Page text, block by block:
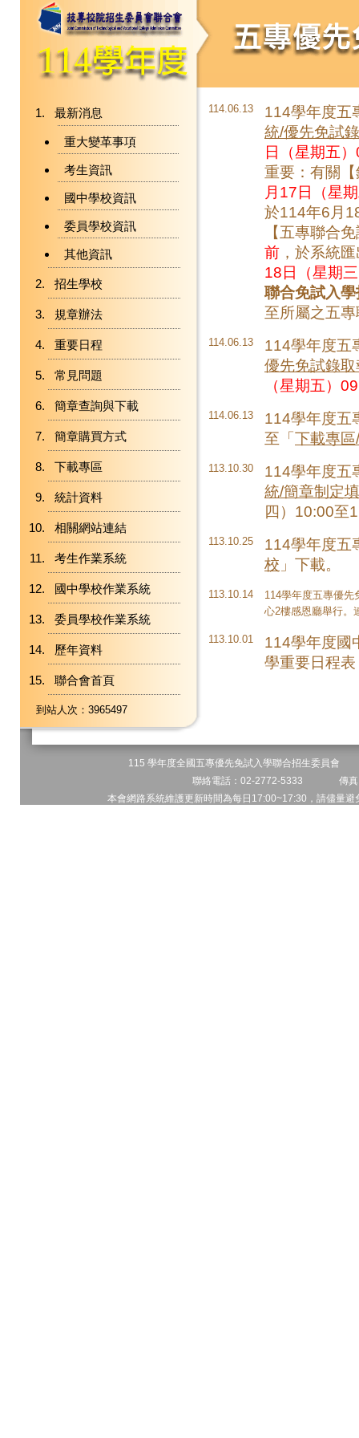
最新消息
重大變革事項
考生資訊
國中學校資訊
委員學校資訊
其他資訊
招生學校
規章辦法
重要日程
常見問題
簡章查詢與下載
簡章購買方式
下載專區
統計資料
相關網站連結
考生作業系統
國中學校作業系統
委員學校作業系統
歷年資料
聯合會首頁
到站人次：3965497
114.06.13
114學年度五
統/優先免試
日（星期五
重要：有關
月17日（星
於114年6月
【五專聯合
前 ，於系統
18日（星期
聯合免試入
至所屬之五
114.06.13
114學年度五
優先免試錄
（星期五）
114.06.13
114學年度五
至「下載專
113.10.30
114學年度五
統/簡章制定
四）10:00至
113.10.25
114學年度五
校 」下載。
113.10.14
114學年度五專優先
心2樓感恩廳舉行。
113.10.01
114學年度國
學重要日程
115 學年度全國五專優先免試入學聯合招生委員會
聯絡電話：02-2772-5333 傳
本會網路系統維護更新時間為每日17:00~17:30，請儘量